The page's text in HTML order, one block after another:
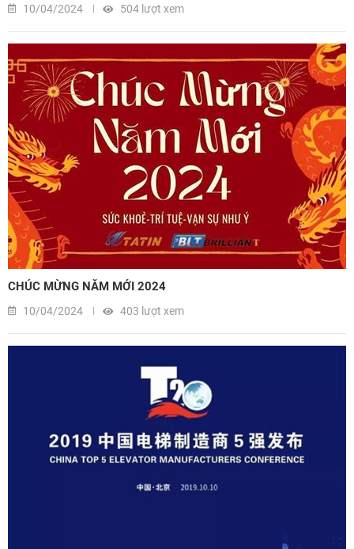
10/04/2024 504 lượt xem
CHÚC MỪNG NĂM MỚI 2024
10/04/2024 403 lượt xem